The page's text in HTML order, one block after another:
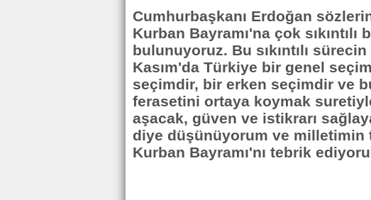
Cumhurbaşkanı Erdoğan
Kurban Bayramı'na çok
bulunuyoruz. Bu sıkıntılı
Kasım'da Türkiye bir genel
seçimdir, bir erken seçimdir ve
ferasetini ortaya koymak
aşacak, güven ve istikrarı
diye düşünüyorum ve milletimin
Kurban Bayramı'nı tebrik